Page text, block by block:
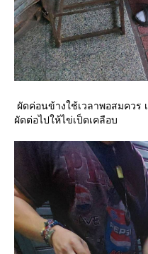
ผัดค่อนข้างใช้เวลาพอสมควร
ผัดต่อไปให้ไข่เป็ดเคลือบ